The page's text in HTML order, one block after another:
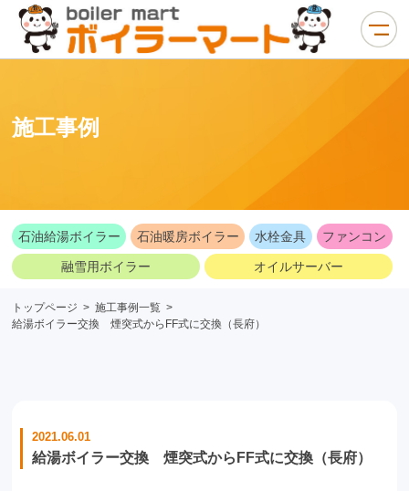
施工事例
石油給湯ボイラー 石油暖房ボイラー 水栓金具 ファンコン
融雪用ボイラー オイルサーバー
トップページ > 施工事例一覧 >
給湯ボイラー交換 煙突式からFF式に交換（長府）
2021.06.01
給湯ボイラー交換 煙突式からFF式に交換（長府）